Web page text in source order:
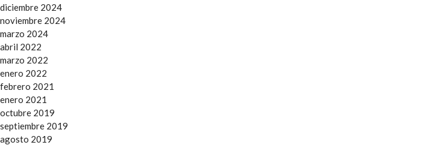
diciembre 2024
noviembre 2024
marzo 2024
abril 2022
marzo 2022
enero 2022
febrero 2021
enero 2021
octubre 2019
septiembre 2019
agosto 2019